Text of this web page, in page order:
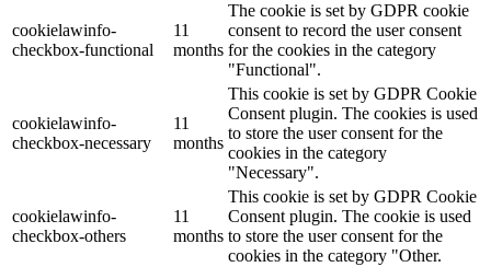
cookielawinfo-
checkbox-functional
11
months
The cookie is set by GDPR cookie
consent to record the user consent
for the cookies in the category
"Functional".
cookielawinfo-
checkbox-necessary
11
months
This cookie is set by GDPR Cookie
Consent plugin. The cookies is used
to store the user consent for the
cookies in the category
"Necessary".
cookielawinfo-
checkbox-others
11
months
This cookie is set by GDPR Cookie
Consent plugin. The cookie is used
to store the user consent for the
cookies in the category "Other.